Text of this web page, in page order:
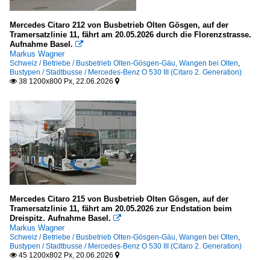
Mercedes Citaro 212 von Busbetrieb Olten Gösgen, auf der
Tramersatzlinie 11, fährt am 20.05.2026 durch die Florenzstrasse.
Aufnahme Basel. 
Markus Wagner
Schweiz / Betriebe / Busbetrieb Olten-Gösgen-Gäu, Wangen bei Olten,
Bustypen / Stadtbusse / Mercedes-Benz O 530 III (Citaro 2. Generation)
 38 1200x800 Px, 22.06.2026 
Mercedes Citaro 215 von Busbetrieb Olten Gösgen, auf der
Tramersatzlinie 11, fährt am 20.05.2026 zur Endstation beim
Dreispitz. Aufnahme Basel. 
Markus Wagner
Schweiz / Betriebe / Busbetrieb Olten-Gösgen-Gäu, Wangen bei Olten,
Bustypen / Stadtbusse / Mercedes-Benz O 530 III (Citaro 2. Generation)
 45 1200x802 Px, 20.06.2026 